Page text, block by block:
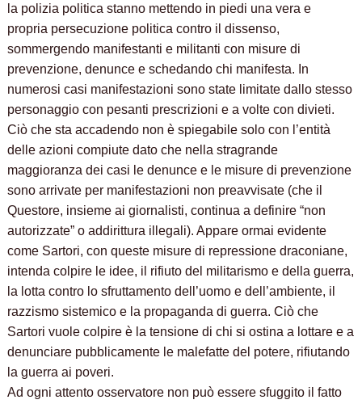
la polizia politica stanno mettendo in piedi una vera e
propria persecuzione politica contro il dissenso,
sommergendo manifestanti e militanti con misure di
prevenzione, denunce e schedando chi manifesta. In
numerosi casi manifestazioni sono state limitate dallo stesso
personaggio con pesanti prescrizioni e a volte con divieti.
Ciò che sta accadendo non è spiegabile solo con l’entità
delle azioni compiute dato che nella stragrande
maggioranza dei casi le denunce e le misure di prevenzione
sono arrivate per manifestazioni non preavvisate (che il
Questore, insieme ai giornalisti, continua a definire “non
autorizzate” o addirittura illegali). Appare ormai evidente
come Sartori, con queste misure di repressione draconiane,
intenda colpire le idee, il rifiuto del militarismo e della guerra,
la lotta contro lo sfruttamento dell’uomo e dell’ambiente, il
razzismo sistemico e la propaganda di guerra. Ciò che
Sartori vuole colpire è la tensione di chi si ostina a lottare e a
denunciare pubblicamente le malefatte del potere, rifiutando
la guerra ai poveri.
Ad ogni attento osservatore non può essere sfuggito il fatto